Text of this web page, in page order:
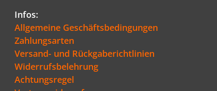
Infos:
Allgemeine Geschäftsbedingungen
Zahlungsarten
Versand- und Rückgaberichtlinien
Widerrufsbelehrung
Achtungsregel